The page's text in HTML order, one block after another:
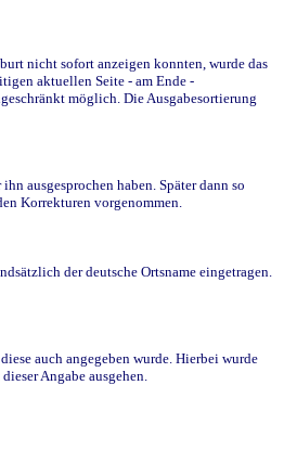
nicht sofort anzeigen konnten, wurde das
aktuellen Seite - am Ende -
möglich. Die Ausgabesortierung
ausgesprochen haben. Später dann so
Korrekturen vorgenommen.
der deutsche Ortsname eingetragen.
auch angegeben wurde. Hierbei wurde
Angabe ausgehen.